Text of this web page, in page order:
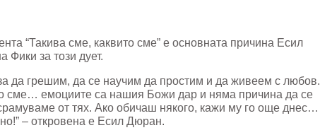
“Такива сме, каквито сме” е основната причина Есил
Фики за този дует.
да грешим, да се научим да простим и да живеем с любов.
сме… емоциите са нашия Божи дар и няма причина да се
от тях. Ако обичаш някого, кажи му го още днес…
– откровена е Есил Дюран.